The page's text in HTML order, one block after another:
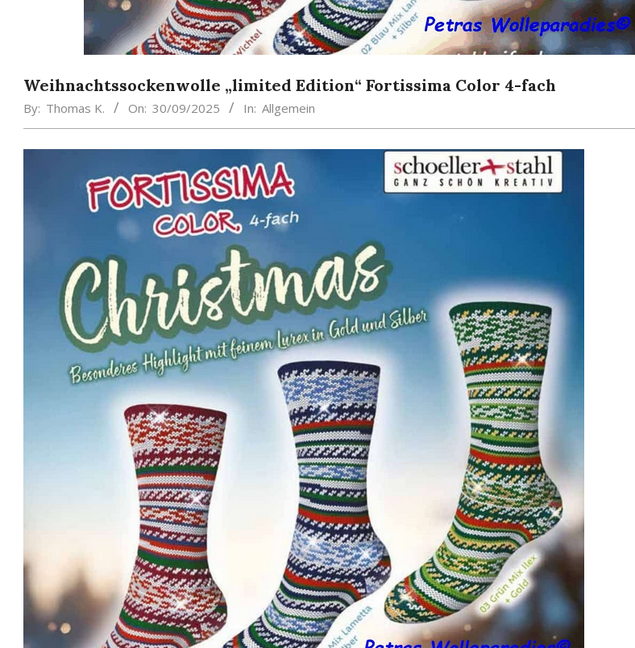
Weihnachtssockenwolle „limited Edition“ Fortissima Color 4-fach
By: Thomas K. On: 30/09/2025 In: Allgemein